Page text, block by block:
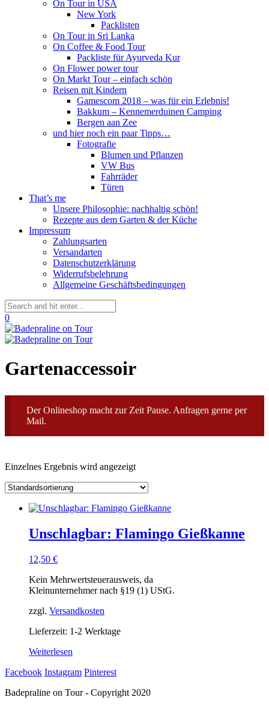
On Tour in USA
New York
Packlisten
On Tour in Sri Lanka
On Coffee & Food Tour
Packliste für Ayurveda Kur
On Flower power tour
On Markt Tour – einfach schön
Reisen mit Kindern
Gamescom 2018 – was für ein Erlebnis!
Bakkum – Kennemerduinen Camping
Bergen aan Zee
und hier noch ein paar Tipps…
Fotografie
Blumen und Pflanzen
VW Bus
Fahrräder
Türen
That’s me
Unsere Philosophie: nachhaltig schön!
Rezepte aus dem Garten & der Küche
Impressum
Zahlungsarten
Versandarten
Datenschutzerklärung
Widerrufsbelehrung
Allgemeine Geschäftsbedingungen
0
Gartenaccessoir
Der Onlineshop macht zur Zeit Pause. Anfragen gerne per
Mail.
Einzelnes Ergebnis wird angezeigt
Unschlagbar: Flamingo Gießkanne
12,50 €
Kein Mehrwertsteuerausweis, da
Kleinunternehmer nach §19 (1) UStG.
zzgl. Versandkosten
Lieferzeit: 1-2 Werktage
Weiterlesen
Facebook Instagram Pinterest
Badepraline on Tour - Copyright 2020